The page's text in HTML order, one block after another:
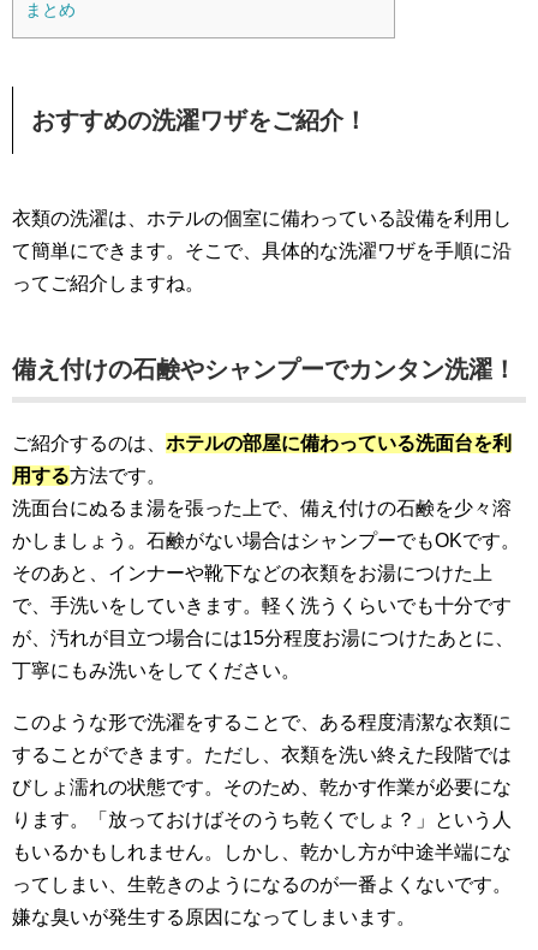
まとめ
おすすめの洗濯ワザをご紹介！
衣類の洗濯は、ホテルの個室に備わっている設備を利用し
て簡単にできます。そこで、具体的な洗濯ワザを手順に沿
ってご紹介しますね。
備え付けの石鹸やシャンプーでカンタン洗濯！
ご紹介するのは、 ホテルの部屋に備わっている洗面台を利
用する方法です。
洗面台にぬるま湯を張った上で、備え付けの石鹸を少々溶
かしましょう。石鹸がない場合はシャンプーでもOKです。
そのあと、インナーや靴下などの衣類をお湯につけた上
で、手洗いをしていきます。軽く洗うくらいでも十分です
が、汚れが目立つ場合には15分程度お湯につけたあとに、
丁寧にもみ洗いをしてください。
このような形で洗濯をすることで、ある程度清潔な衣類に
することができます。ただし、衣類を洗い終えた段階では
びしょ濡れの状態です。そのため、乾かす作業が必要にな
ります。「放っておけばそのうち乾くでしょ？」という人
もいるかもしれません。しかし、乾かし方が中途半端にな
ってしまい、生乾きのようになるのが一番よくないです。
嫌な臭いが発生する原因になってしまいます。